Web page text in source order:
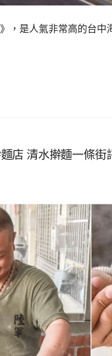
，是人氣非常高的台
店 清水擀麵一條